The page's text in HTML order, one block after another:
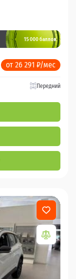
15 000 баллов
от 26 291 ₽/мес
Передний